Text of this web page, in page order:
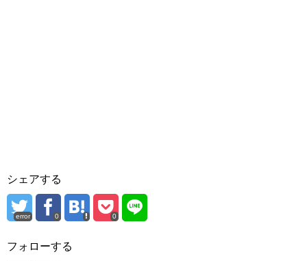
シェアする
error 0 0
フォローする